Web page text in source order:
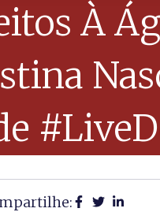
À